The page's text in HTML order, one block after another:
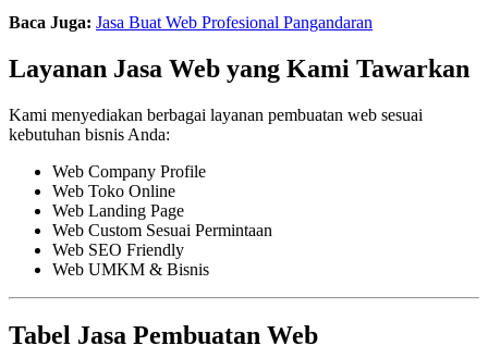
Baca Juga: Jasa Buat Web Profesional Pangandaran
Layanan Jasa Web yang Kami Tawarkan
Kami menyediakan berbagai layanan pembuatan web sesuai
kebutuhan bisnis Anda:
Web Company Profile
Web Toko Online
Web Landing Page
Web Custom Sesuai Permintaan
Web SEO Friendly
Web UMKM & Bisnis
Tabel Jasa Pembuatan Web